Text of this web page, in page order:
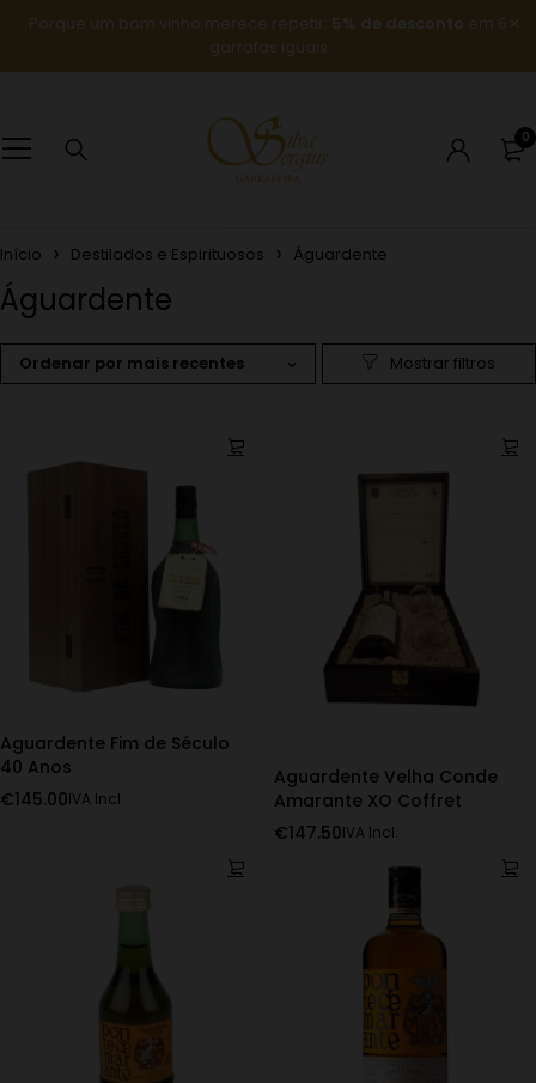
Porque um bom vinho merece repetir: 5% de desconto em 6
garrafas iguais
0
Início Destilados e Espirituosos Águardente
Águardente
Ordenar por mais recentes
Aguardente Fim de Século
40 Anos
€145.00IVA Incl.
Aguardente Velha Conde
Amarante XO Coffret
€147.50IVA Incl.